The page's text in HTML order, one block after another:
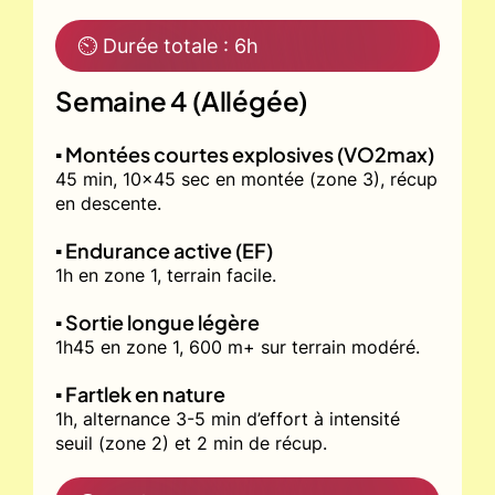
⏲ Durée totale : 6h
Semaine 4 (Allégée)
▪️ Montées courtes explosives (VO2max)
45 min, 10x45 sec en montée (zone 3), récup
en descente.
▪️ Endurance active (EF)
1h en zone 1, terrain facile.
▪️ Sortie longue légère
1h45 en zone 1, 600 m+ sur terrain modéré.
▪️ Fartlek en nature
1h, alternance 3-5 min d’effort à intensité
seuil (zone 2) et 2 min de récup.